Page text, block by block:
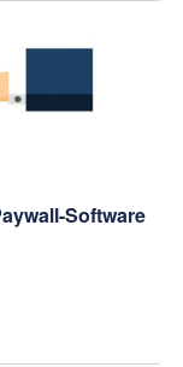
Software